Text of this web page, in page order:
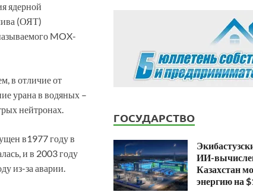
ядерной
(ОЯТ)
MOX-
в отличие от
урана в водяных –
нейтронах.
в1977 году в
и в 2003 году
из-за аварии.
ГОСУДАРСТВО
ИИ-
Казахстан
энергию на